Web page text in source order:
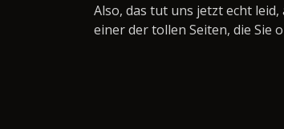
Also, das tut uns jetzt echt
einer der tollen Seiten, die Sie